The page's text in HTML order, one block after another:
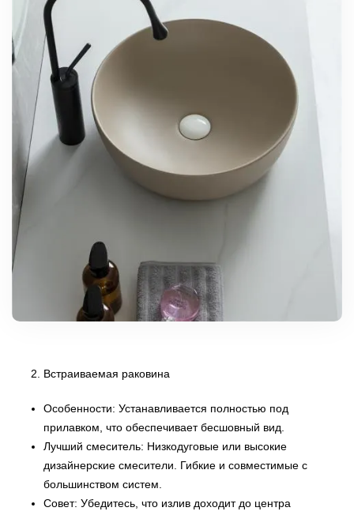
Встраиваемая раковина
Особенности: Устанавливается полностью под
прилавком, что обеспечивает бесшовный вид.
Лучший смеситель: Низкодуговые или высокие
дизайнерские смесители. Гибкие и совместимые с
большинством систем.
Совет: Убедитесь, что излив доходит до центра